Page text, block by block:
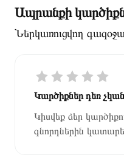
Ապրանքի
Ներկառուցվող
Կարծիքներ դեռ չկան
Կիսվեք ձեր
գնորդներին